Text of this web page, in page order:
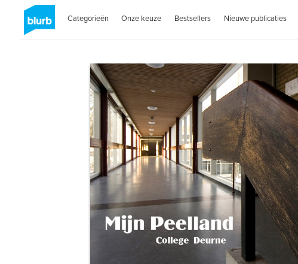
Categorieën Onze keuze Bestsellers Nieuwe publicaties